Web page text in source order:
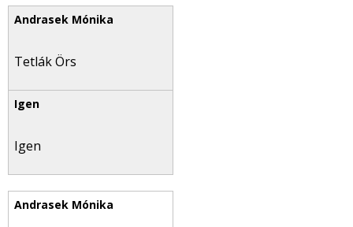
Tetlák Örs
Igen